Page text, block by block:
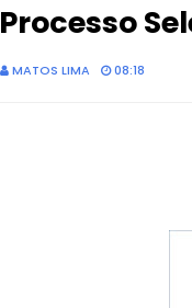
Processo
MATOS LIMA 08:18